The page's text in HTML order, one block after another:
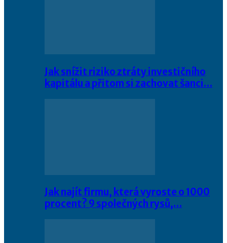
Jak snížit riziko ztráty investičního
kapitálu a přitom si zachovat šanci…
Jak najít firmu, která vyroste o 1000
procent? 9 společných rysů,…